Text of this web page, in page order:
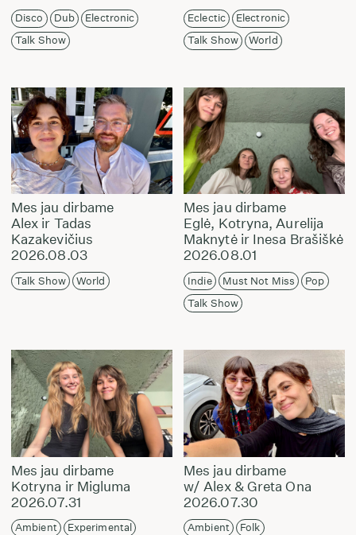
Disco Dub
Electronic
Talk Show
Eclectic
Electronic
Talk Show
World
Mes jau dirbame
Alex ir Tadas
Kazakevičius
2026.08.03
Talk Show World
Mes jau dirbame
Eglė, Kotryna, Aurelija
Maknytė ir Inesa Brašiškė
2026.08.01
Indie Must Not Miss
Pop
Talk Show
Mes jau dirbame
Kotryna ir Migluma
2026.07.31
Ambient Experimental
Mes jau dirbame
w/ Alex & Greta Ona
2026.07.30
Ambient Folk